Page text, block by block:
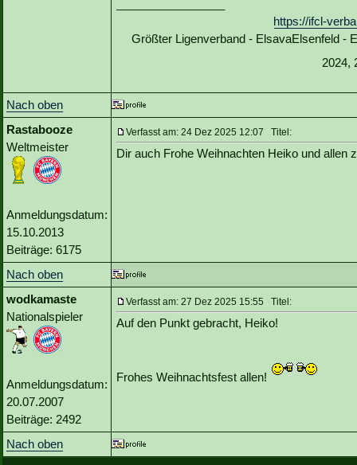
https://ifcl-
Größter Ligenverband - ElsavaElsenfeld -
2024,
Nach oben
Rastabooze
Weltmeister
Anmeldungsdatum:
15.10.2013
Beiträge: 6175
Verfasst am: 24 Dez 2025 12:07 Titel:
Dir auch Frohe Weihnachten Heiko und allen
Nach oben
wodkamaste
Nationalspieler
Anmeldungsdatum:
20.07.2007
Beiträge: 2492
Verfasst am: 27 Dez 2025 15:55 Titel:
Auf den Punkt gebracht, Heiko!
Frohes Weihnachtsfest allen!
Nach oben